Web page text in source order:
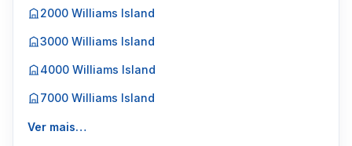
2000 Williams Island
3000 Williams Island
4000 Williams Island
7000 Williams Island
Ver mais…